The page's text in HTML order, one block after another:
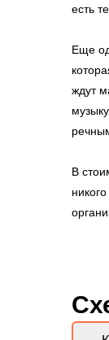
есть
Еще
ждут
В